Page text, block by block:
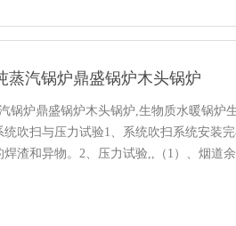
蒸汽锅炉鼎盛锅炉木头锅炉
锅炉鼎盛锅炉木头锅炉,生物质水暖锅炉
统吹扫与压力试验1、系统吹扫系统安装
焊渣和异物。2、压力试验,,（1）、烟道